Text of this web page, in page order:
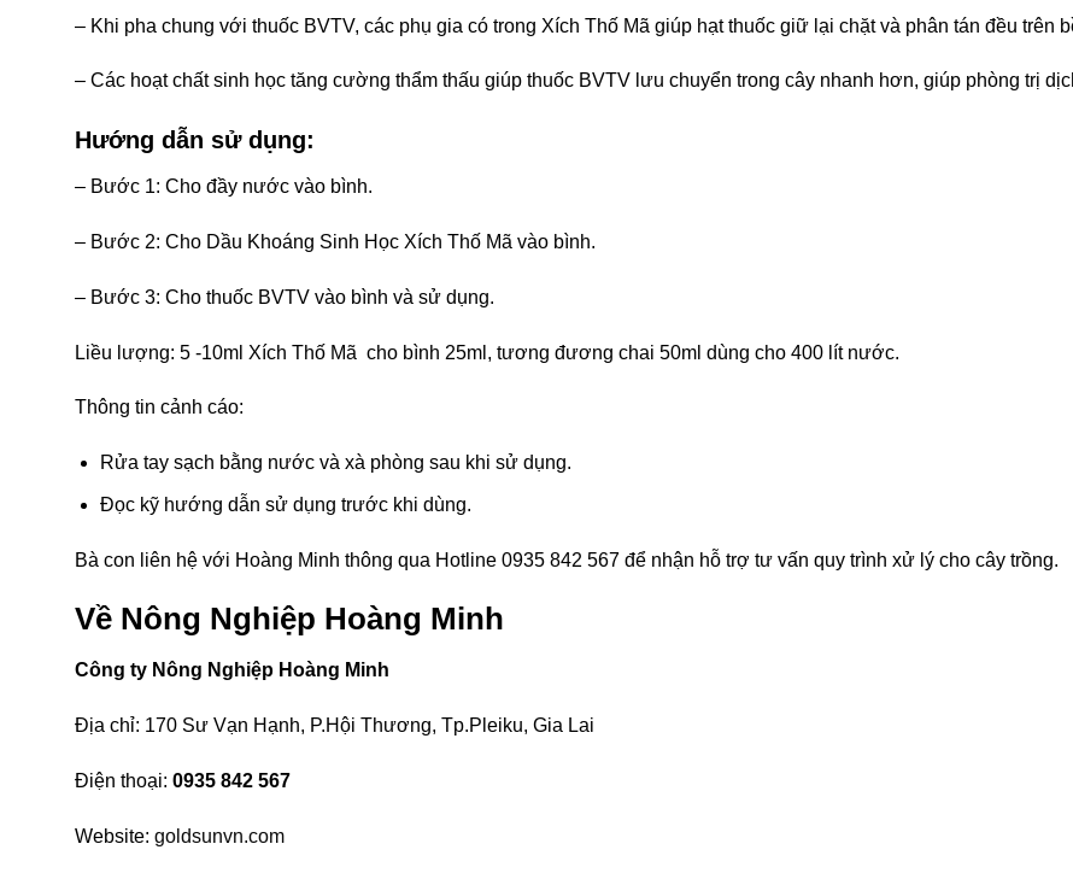
– Khi pha chung với thuốc BVTV, các phụ gia có trong Xích Thố Mã giúp hạt thuốc giữ lại chặt và phân tán đều trên
– Các hoạt chất sinh học tăng cường thẩm thấu giúp thuốc BVTV lưu chuyển trong cây nhanh hơn, giúp phòng trị
Hướng dẫn sử dụng:
– Bước 1: Cho đầy nước vào bình.
– Bước 2: Cho Dầu Khoáng Sinh Học Xích Thố Mã vào bình.
– Bước 3: Cho thuốc BVTV vào bình và sử dụng.
Liều lượng: 5 -10ml Xích Thố Mã cho bình 25ml, tương đương chai 50ml dùng cho 400 lít nước.
Thông tin cảnh cáo:
Rửa tay sạch bằng nước và xà phòng sau khi sử dụng.
Đọc kỹ hướng dẫn sử dụng trước khi dùng.
Bà con liên hệ với Hoàng Minh thông qua Hotline 0935 842 567 để nhận hỗ trợ tư vấn quy trình xử lý cho cây trồng.
Về Nông Nghiệp Hoàng Minh
Công ty Nông Nghiệp Hoàng Minh
Địa chỉ: 170 Sư Vạn Hạnh, P.Hội Thương, Tp.Pleiku, Gia Lai
Điện thoại: 0935 842 567
Website: goldsunvn.com